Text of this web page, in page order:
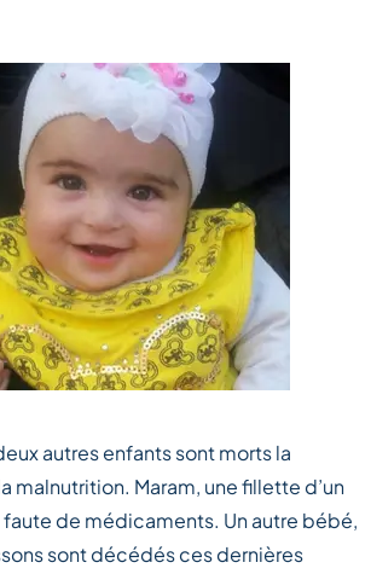
autres enfants sont morts la
Maram, une fillette d’un
faute de médicaments. Un autre bébé,
sont décédés ces dernières